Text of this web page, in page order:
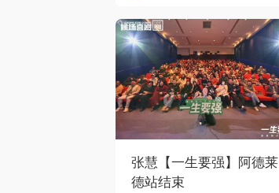
张慧【一生要强】阿德莱
德站结束